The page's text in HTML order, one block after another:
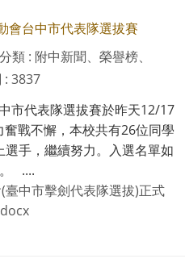
會台中市代表隊選拔賽
類 : 附中新聞、榮譽榜、
: 3837
市代表隊選拔賽於昨天12/17
戰不懈，本校共有26位同學
手，繼續努力。入選名單如
....
中市擊劍代表隊選拔)正式